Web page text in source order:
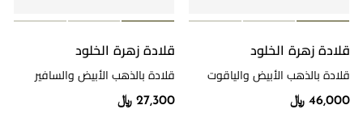
قلادة زهرة الخلود
قلادة بالذهب الأبيض والياقوت
46,000 ﷼
قلادة زهرة الخلود
قلادة بالذهب الأبيض والسافير
27,300 ﷼